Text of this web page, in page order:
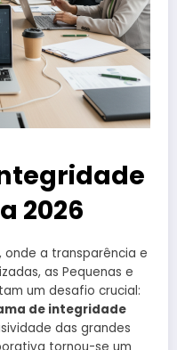
2026
onde a transparência e
as Pequenas e
um desafio crucial:
de integridade
das grandes